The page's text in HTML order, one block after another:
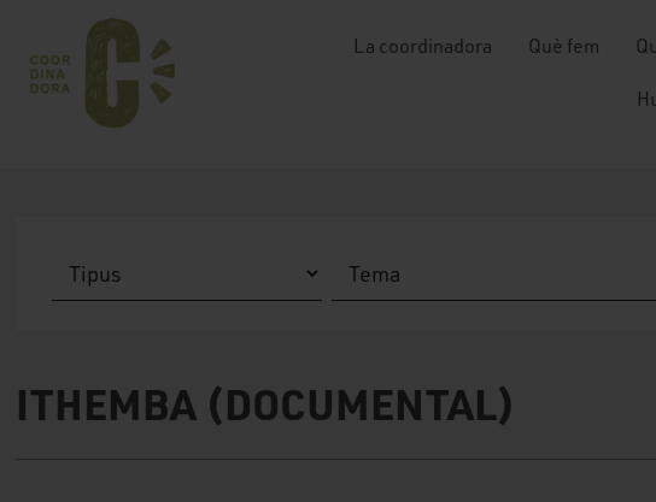
La coordinadora Què fem
ITHEMBA (DOCUMENTAL)